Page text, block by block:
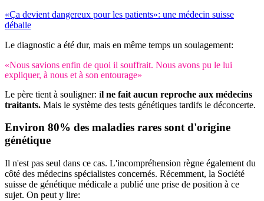
«Ça devient dangereux pour les patients»: une médecin suisse
déballe
Le diagnostic a été dur, mais en même temps un soulagement:
«Nous savions enfin de quoi il souffrait. Nous avons pu le lui
expliquer, à nous et à son entourage»
Le père tient à souligner: il ne fait aucun reproche aux médecins
traitants. Mais le système des tests génétiques tardifs le déconcerte.
Environ 80% des maladies rares sont d'origine
génétique
Il n'est pas seul dans ce cas. L'incompréhension règne également du
côté des médecins spécialistes concernés. Récemment, la Société
suisse de génétique médicale a publié une prise de position à ce
sujet. On peut y lire: